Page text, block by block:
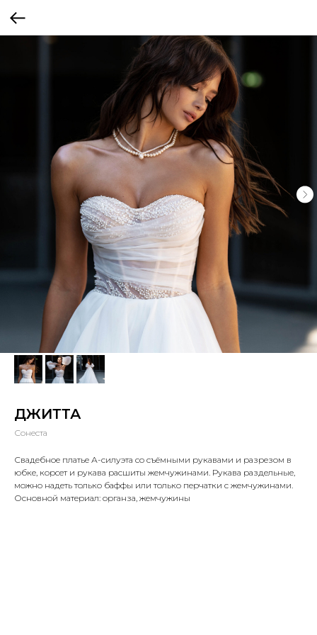
ДЖИТТА
Сонеста
Свадебное платье А-силуэта со съёмными рукавами и разрезом в
юбке, корсет и рукава расшиты жемчужинами. Рукава раздельные,
можно надеть только баффы или только перчатки с жемчужинами.
Основной материал: органза, жемчужины